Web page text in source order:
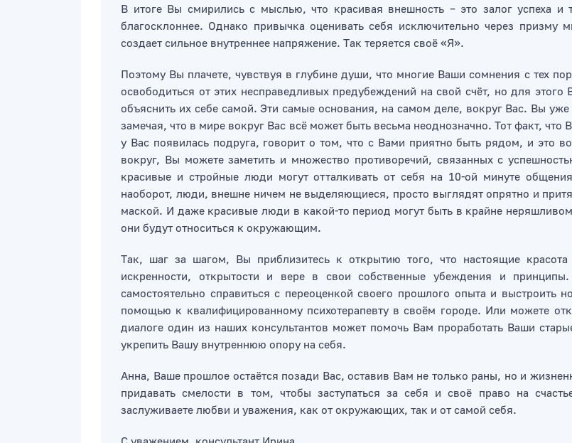
В итоге Вы смирились с мыслью, что красивая внешность – это залог успеха
благосклоннее. Однако привычка оценивать себя исключительно через
создает сильное внутреннее напряжение. Так теряется своё «Я».
Поэтому Вы плачете, чувствуя в глубине души, что многие Ваши сомнения с тех
освободиться от этих несправедливых предубеждений на свой счёт, но для
объяснить их себе самой. Эти самые основания, на самом деле, вокруг Вас. Вы
замечая, что в мире вокруг Вас всё может быть весьма неоднозначно. Тот факт,
у Вас появилась подруга, говорит о том, что с Вами приятно быть рядом, и это
вокруг, Вы можете заметить и множество противоречий, связанных с
красивые и стройные люди могут отталкивать от себя на 10-ой минуте
наоборот, люди, внешне ничем не выделяющиеся, просто выглядят опрятно и
маской. И даже красивые люди в какой-то период могут быть в крайне
они будут относиться к окружающим.
Так, шаг за шагом, Вы приблизитесь к открытию того, что настоящие красота
искренности, открытости и вере в свои собственные убеждения и
самостоятельно справиться с переоценкой своего прошлого опыта и
помощью к квалифицированному психотерапевту в своём городе. Или можете
диалоге один из наших консультантов может помочь Вам проработать Ваши
укрепить Вашу внутреннюю опору на себя.
Анна, Ваше прошлое остаётся позади Вас, оставив Вам не только раны, но и
придавать смелости в том, чтобы заступаться за себя и своё право на
заслуживаете любви и уважения, как от окружающих, так и от самой себя.